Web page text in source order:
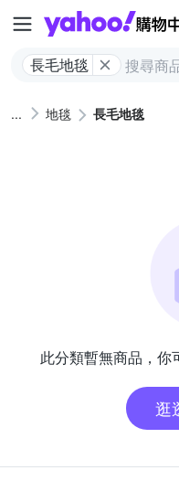
長毛地毯
地毯 長毛地毯
此分類暫無商品，你
逛